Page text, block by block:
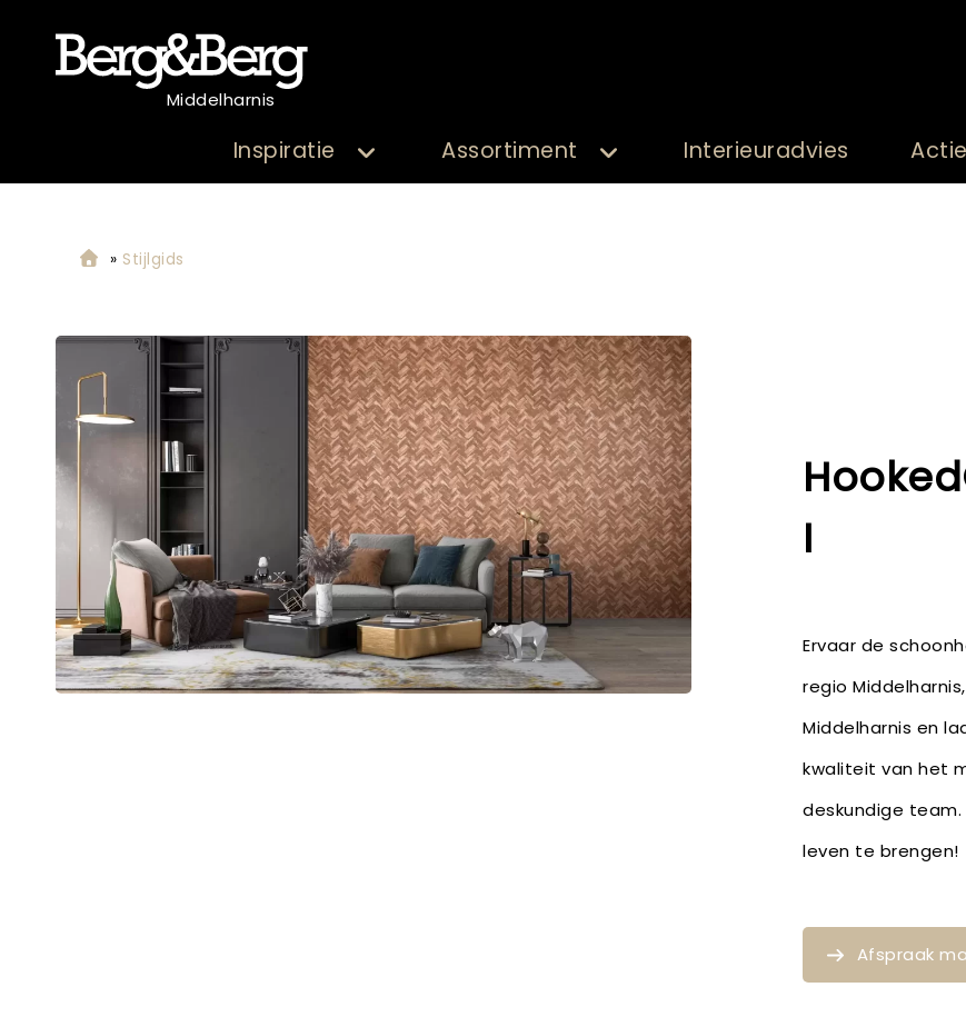
Middelharnis
Inspiratie Assortiment Interieuradvies
» Stijlgids
I
Ervaar de
regio
Middelharnis en
kwaliteit van het
deskundige
leven te brengen!
Afspraak